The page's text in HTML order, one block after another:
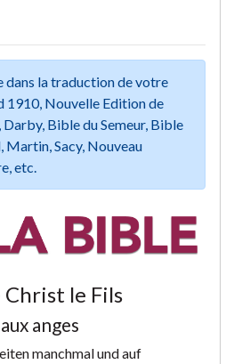
dans la traduction de votre
1910, Nouvelle Edition de
Darby, Bible du Semeur, Bible
Martin, Sacy, Nouveau
etc.
le Fils
anges
manchmal und auf